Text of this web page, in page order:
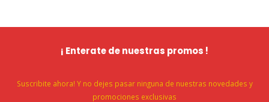
¡ Enterate de nuestras promos !
Suscribite ahora! Y no dejes pasar ninguna de nuestras novedades y
promociones exclusivas